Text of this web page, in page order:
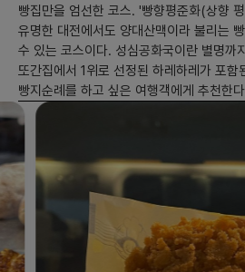
빵집만을 엄선한 코스. '빵향평준화(상향
유명한 대전에서도 양대산맥이라 불리는
수 있는 코스이다. 성심공화국이란 별명까
또간집에서 1위로 선정된 하레하레가 포함
빵지순례를 하고 싶은 여행객에게 추천한